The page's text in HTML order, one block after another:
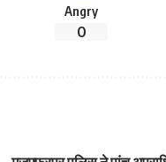
Angry
0